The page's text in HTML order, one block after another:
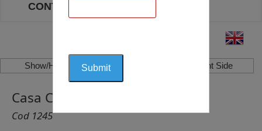
CONTACT
Show/Hide Left Side Show/Hide Right Side
Casa Constantin Tican, Călărași
Cod 1245